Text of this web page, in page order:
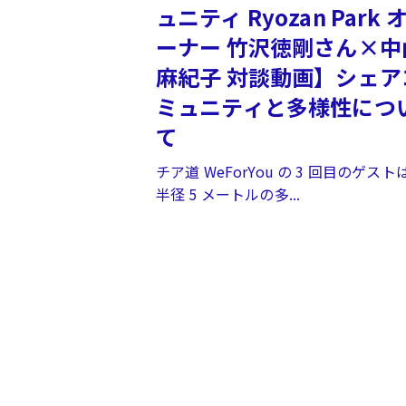
ュニティ Ryozan Park オ
ーナー ⽵沢徳剛さん×中
麻紀子 対談動画】シェア
ミュニティと多様性につ
て
チア道 WeForYou の 3 回⽬のゲストは
半径 5 メートルの多...